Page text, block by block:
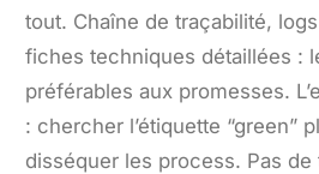
tout. Chaîne de traçabilité,
fiches techniques détaillées :
préférables aux promesses.
: chercher l’étiquette “green”
disséquer les process. Pas de